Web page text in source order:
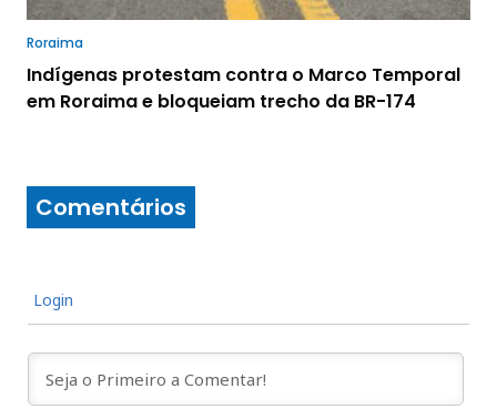
Roraima
Indígenas protestam contra o Marco Temporal
em Roraima e bloqueiam trecho da BR-174
Comentários
Login